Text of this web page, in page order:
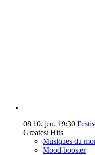
08.10. jeu. 19:30
Greatest Hits
Musiques du
Mood-booster